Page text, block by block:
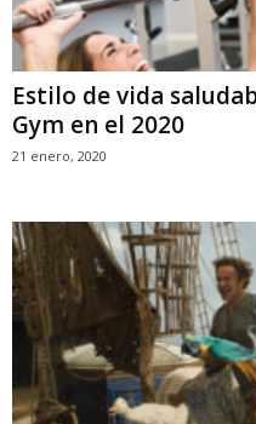
Estilo de vida
Gym en el 2020
21 enero, 2020